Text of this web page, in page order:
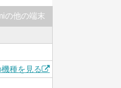
の他の端末
種を見る